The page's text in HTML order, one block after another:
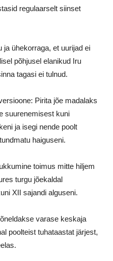
regulaarselt siinset
ühekorraga, et uurijad ei
põhjusel elanikud Iru
tagasi ei tulnud.
Pirita jõe madalaks
suurenemisest kuni
ja isegi nende poolt
haiguseni.
toimus mitte hiljem
turgu jõekaldal
XII sajandi alguseni.
varase keskaja
poolteist tuhataastat järjest,